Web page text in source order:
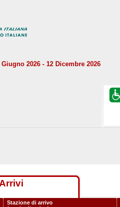
2026 - 12 Dicembre 2026
Arrivi
Stazione di arrivo